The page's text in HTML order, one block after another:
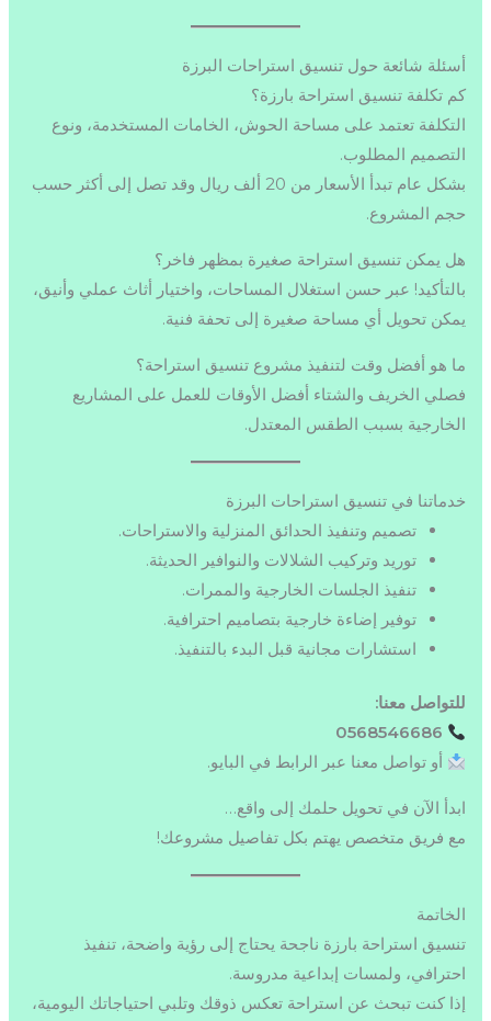
أسئلة شائعة حول تنسيق استراحات البرزة
كم تكلفة تنسيق استراحة بارزة؟
التكلفة تعتمد على مساحة الحوش، الخامات المستخدمة، ونوع
التصميم المطلوب.
بشكل عام تبدأ الأسعار من 20 ألف ريال وقد تصل إلى أكثر حسب
حجم المشروع.
هل يمكن تنسيق استراحة صغيرة بمظهر فاخر؟
بالتأكيد! عبر حسن استغلال المساحات، واختيار أثاث عملي وأنيق،
يمكن تحويل أي مساحة صغيرة إلى تحفة فنية.
ما هو أفضل وقت لتنفيذ مشروع تنسيق استراحة؟
فصلي الخريف والشتاء أفضل الأوقات للعمل على المشاريع
الخارجية بسبب الطقس المعتدل.
خدماتنا في تنسيق استراحات البرزة
تصميم وتنفيذ الحدائق المنزلية والاستراحات.
توريد وتركيب الشلالات والنوافير الحديثة.
تنفيذ الجلسات الخارجية والممرات.
توفير إضاءة خارجية بتصاميم احترافية.
استشارات مجانية قبل البدء بالتنفيذ.
للتواصل معنا:
0568546686
أو تواصل معنا عبر الرابط في البايو.
ابدأ الآن في تحويل حلمك إلى واقع…
مع فريق متخصص يهتم بكل تفاصيل مشروعك!
الخاتمة
تنسيق استراحة بارزة ناجحة يحتاج إلى رؤية واضحة، تنفيذ
احترافي، ولمسات إبداعية مدروسة.
إذا كنت تبحث عن استراحة تعكس ذوقك وتلبي احتياجاتك اليومية،